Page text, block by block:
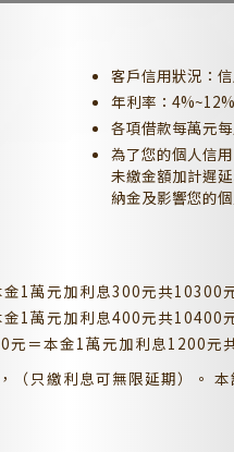
客戶信用狀況：
年利率：
各項借款每萬元
為了您的個人信
未繳金額加計遲
納金及影響您的
1萬元加利息300元共10300
1萬元加利息400元共10400
＝本金1萬元加利息1200元
只繳利息可無限延期）。